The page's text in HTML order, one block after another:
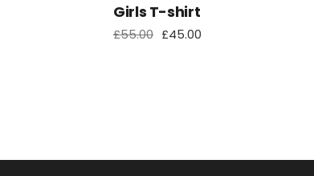
Girls T-shirt
£55.00 £45.00